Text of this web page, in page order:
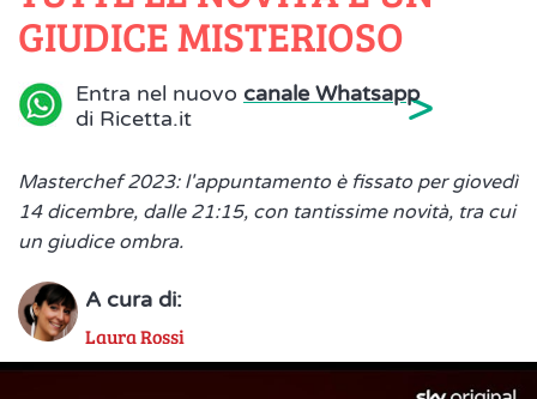
GIUDICE MISTERIOSO
Entra nel nuovo canale Whatsapp
di Ricetta.it
>
Masterchef 2023: l'appuntamento è fissato per giovedì
14 dicembre, dalle 21:15, con tantissime novità, tra cui
un giudice ombra.
A cura di:
Laura Rossi